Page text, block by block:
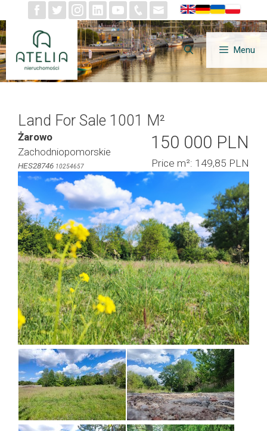
to
content
Menu
Land For Sale 1001 M²
Żarowo
Zachodniopomorskie
HES28746 10254657
150 000 PLN
Price m²: 149,85 PLN